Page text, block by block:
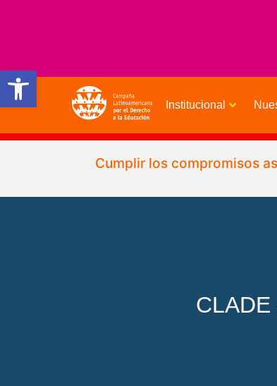
Open toolbar
Institucional
Cumplir los compromisos